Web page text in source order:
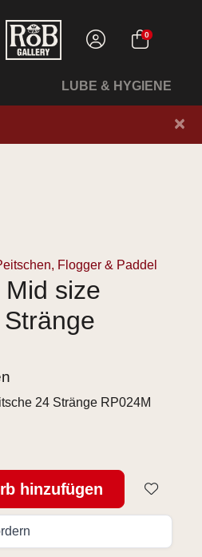
0
LUBE & HYGIENE
×
Flogger & Paddel
size
24 Stränge RP024M
hinzufügen